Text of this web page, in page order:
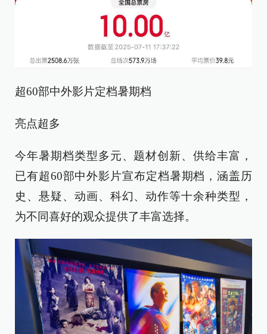
超60部中外影片定档暑期档
亮点超多
今年暑期档类型多元、题材创新、供给丰富，
已有超60部中外影片宣布定档暑期档，涵盖历
史、悬疑、动画、科幻、动作等十余种类型，
为不同喜好的观众提供了丰富选择。